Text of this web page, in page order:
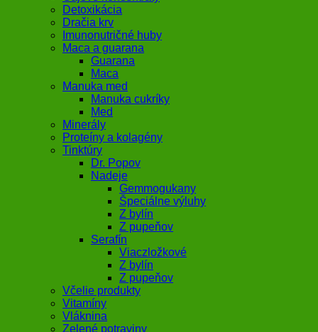
Detoxikácia
Dračia krv
Imunonutričné huby
Maca a guarana
Guarana
Maca
Manuka med
Manuka cukríky
Med
Minerály
Proteíny a kolagény
Tinktúry
Dr. Popov
Nadeje
Gemmogukany
Špeciálne výluhy
Z bylín
Z pupeňov
Serafín
Viaczložkové
Z bylín
Z pupeňov
Včelie produkty
Vitamíny
Vláknina
Zelené potraviny